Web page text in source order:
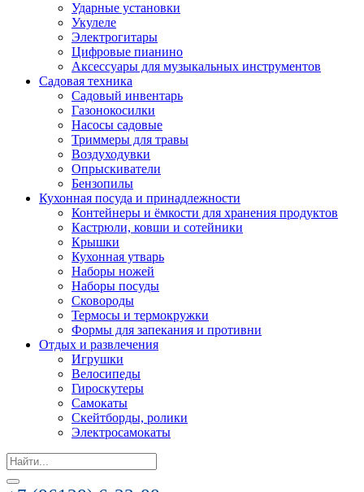
Ударные установки
Укулеле
Электрогитары
Цифровые пианино
Аксессуары для музыкальных инструментов
Садовая техника
Садовый инвентарь
Газонокосилки
Насосы садовые
Триммеры для травы
Воздуходувки
Опрыскиватели
Бензопилы
Кухонная посуда и принадлежности
Контейнеры и ёмкости для хранения продуктов
Кастрюли, ковши и сотейники
Крышки
Кухонная утварь
Наборы ножей
Наборы посуды
Сковороды
Термосы и термокружки
Формы для запекания и противни
Отдых и развлечения
Игрушки
Велосипеды
Гироскутеры
Самокаты
Скейтборды, ролики
Электросамокаты
Search
for: